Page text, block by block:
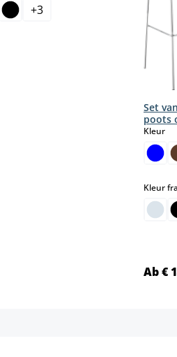
+3
Set
poots
Kleur
Kleur
Ab €